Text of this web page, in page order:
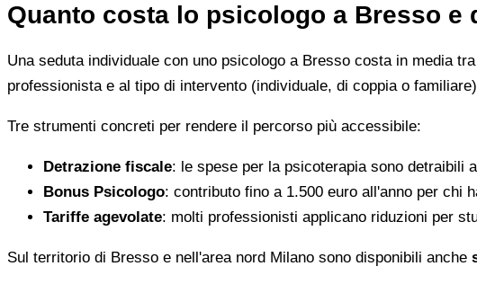
Quanto costa lo psicologo a Bresso
Una seduta individuale con uno psicologo a Bresso costa in media tra
professionista e al tipo di intervento (individuale, di coppia o
Tre strumenti concreti per rendere il percorso più accessibile:
Detrazione fiscale: le spese per la psicoterapia sono detraibili
Bonus Psicologo: contributo fino a 1.500 euro all'anno per chi
Tariffe agevolate: molti professionisti applicano riduzioni per
Sul territorio di Bresso e nell'area nord Milano sono disponibili anche